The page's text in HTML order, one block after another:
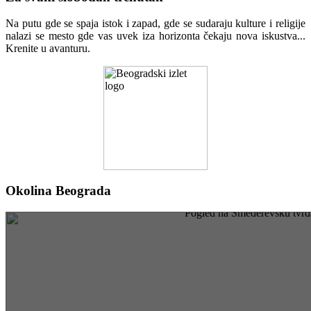
Na putu gde se spaja istok i zapad, gde se sudaraju kulture i religije
nalazi se mesto gde vas uvek iza horizonta čekaju nova iskustva...
Krenite u avanturu.
Okolina Beograda